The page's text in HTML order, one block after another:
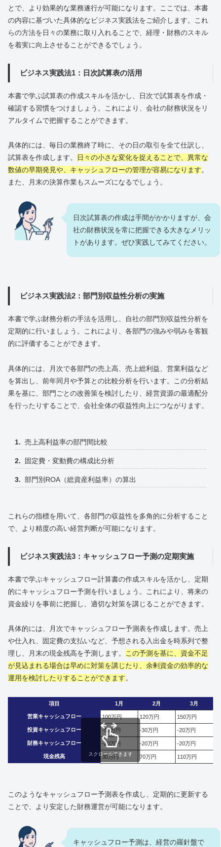
とで、より効果的な業務遂行が可能になります。ここでは、本書
の内容に基づいた具体的なビジネス実践法をご紹介します。これ
らの方法を日々の業務に取り入れることで、経理・財務のスキル
を着実に向上させることができるでしょう。
ビジネス実践法1：日次試算表の活用
本書で学ぶ試算表の作成スキルを活かし、日次で試算表を作成・
確認する習慣をつけましょう。これにより、会社の財務状況をリ
アルタイムで把握することができます。
具体的には、毎日の業務終了時に、その日の取引を全て仕訳し、
試算表を作成します。
日々の小さな変化を捉えることで、異常な
数値の早期発見や、キャッシュフローの管理が容易になります。
また、月末の決算作業もスムーズになるでしょう。
日次試算表の作成は手間がかかりますが、会
社の財務状況を常に把握できる大きなメリッ
トがあります。ぜひ実践してみてください。
ビジネス実践法2：部門別収益性分析の実施
本書で学ぶ財務分析の手法を活用し、自社の部門別収益性分析を
定期的に行いましょう。これにより、各部門の強みや弱みを客観
的に評価することができます。
具体的には、月次で各部門の売上高、売上総利益、営業利益など
を算出し、前年同月や予算との比較分析を行います。この分析結
果を基に、部門ごとの改善策を検討したり、経営資源の最適配分
を行ったりすることで、会社全体の収益性向上につながります。
売上高利益率の部門間比較
固定費・変動費の構成比分析
部門別ROA（総資産利益率）の算出
これらの指標を用いて、各部門の収益性を多角的に分析すること
で、より精度の高い経営判断が可能になります。
ビジネス実践法3：キャッシュフロー予測の定期実施
本書で学ぶキャッシュフロー計算書の作成スキルを活かし、定期
的にキャッシュフロー予測を行いましょう。これにより、将来の
資金繰りを事前に把握し、適切な対策を講じることができます。
具体的には、月次でキャッシュフロー予測表を作成します。売上
や仕入れ、固定費の支払いなど、予想される入出金を時系列で整
理し、月末の現金残高を予測します。 この予測を基に、資金不足
が見込まれる場合は早めに対策を講じたり、余剰資金の効率的な
運用を検討したりすることができます。
項目 1月 2月 3月
営業キャッシュフロー 100万円 120万円 150万円
投資キャッシュフロー -50万円 -30万円 -20万円
財務キャッシュフロー -20万円 -20万円 -20万円
現金残高 30万円 70万円 110万円
スクロールできます
このようなキャッシュフロー予測表を作成し、定期的に更新する
ことで、より安定した財務運営が可能になります。
キャッシュフロー予測は、経営の羅針盤で